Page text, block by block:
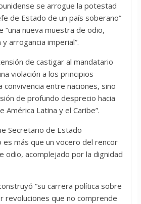
se arrogue la potestad
de Estado de un país soberano”
“una nueva muestra de odio,
arrogancia imperial”.
de castigar al mandatario
violación a los principios
convivencia entre naciones, sino
de profundo desprecio hacia
América Latina y el Caribe”.
Secretario de Estado
es más que un vocero del rencor
odio, acomplejado por la dignidad
“su carrera política sobre
revoluciones que no comprende